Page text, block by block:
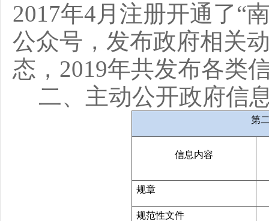
2017年4月注册开通了“
公众号，发布政府相关
态，2019年共发布各类
二、主动公开政府信
第
信息内容
规章
规范性文件